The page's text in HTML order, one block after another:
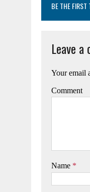
BE THE FIRST
Leave a
Your email
Comment
Name *